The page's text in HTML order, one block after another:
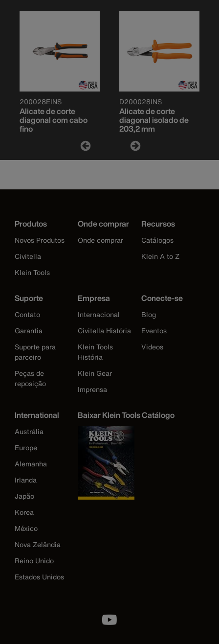
200028EINS
Alicate de corte
diagonal com cabo
fino
D200028INS
Alicate de corte
diagonal isolado de
203,2 mm
Produtos
Novos Produtos
Civitella
Klein Tools
Onde comprar
Onde comprar
Recursos
Catálogos
Klein A to Z
Suporte
Contato
Garantia
Suporte para
parceiro
Peças de
reposição
Empresa
Internacional
Civitella História
Klein Tools
História
Klein Gear
Imprensa
Conecte-se
Blog
Eventos
Videos
International
Austrália
Europe
Alemanha
Irlanda
Japão
Korea
México
Nova Zelândia
Reino Unido
Estados Unidos
Baixar Klein Tools Catálogo